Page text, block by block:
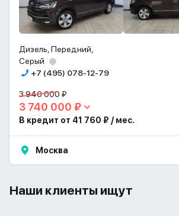
Дизель, Передний,
Серый
+7 (495) 078-12-79
3 940 000 ₽
3 740 000 ₽
В кредит от 41 760 ₽ / мес.
Москва
Наши клиенты ищут